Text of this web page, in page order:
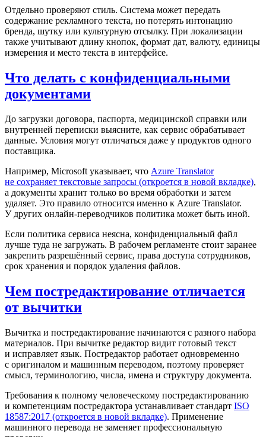
Отдельно проверяют стиль. Система может передать
содержание рекламного текста, но потерять интонацию
бренда, шутку или культурную отсылку. При локализации
также учитывают длину кнопок, формат дат, валюту, единицы
измерения и место текста в интерфейсе.
Что делать с конфиденциальными
документами
До загрузки договора, паспорта, медицинской справки или
внутренней переписки выясните, как сервис обрабатывает
данные. Условия могут отличаться даже у продуктов одного
поставщика.
Например, Microsoft указывает, что Azure Translator
не сохраняет текстовые запросы (откроется в новой вкладке),
а документы хранит только во время обработки и затем
удаляет. Это правило относится именно к Azure Translator.
У других онлайн-переводчиков политика может быть иной.
Если политика сервиса неясна, конфиденциальный файл
лучше туда не загружать. В рабочем регламенте стоит заранее
закрепить разрешённый сервис, права доступа сотрудников,
срок хранения и порядок удаления файлов.
Чем постредактирование отличается
от вычитки
Вычитка и постредактирование начинаются с разного набора
материалов. При вычитке редактор видит готовый текст
и исправляет язык. Постредактор работает одновременно
с оригиналом и машинным переводом, поэтому проверяет
смысл, терминологию, числа, имена и структуру документа.
Требования к полному человеческому постредактированию
и компетенциям постредактора устанавливает стандарт ISO
18587:2017 (откроется в новой вкладке). Применение
машинного перевода не заменяет профессиональную